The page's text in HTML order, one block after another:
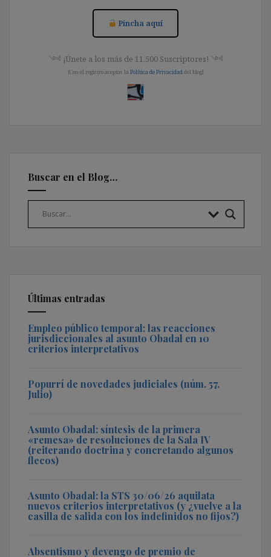
Pincha aquí
༺ ¡Únete a los más de 11.500 Suscriptores! ༺
[Con el registro aceptas la Política de Privacidad del blog]
Buscar en el Blog…
Últimas entradas
Empleo público temporal: las reacciones
jurisdiccionales al asunto Obadal en 10
criterios interpretativos
Popurrí de novedades judiciales (núm. 57,
Julio)
Asunto Obadal: síntesis de la primera
«remesa» de resoluciones de la Sala IV
(reiterando doctrina y concretando algunos
flecos)
Asunto Obadal: la STS 30/06/26 aquilata
nuevos criterios interpretativos (y ¿vuelve a la
casilla de salida con los indefinidos no fijos?)
Absentismo y devengo de premio de